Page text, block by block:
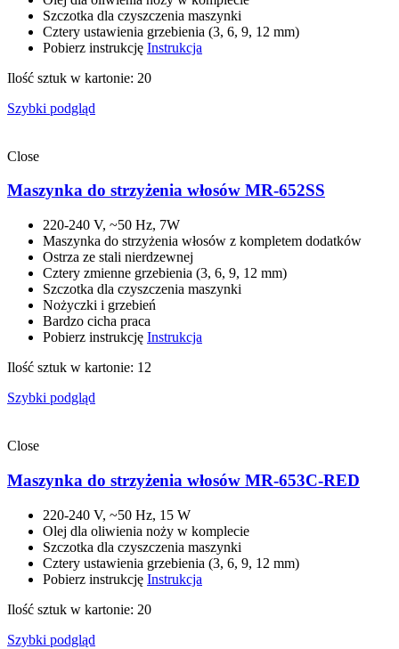
Szczotka dla czyszczenia maszynki
Cztery ustawienia grzebienia (3, 6, 9, 12 mm)
Pobierz instrukcję Instrukcja
Ilość sztuk w kartonie: 20
Szybki podgląd
Close
Maszynka do strzyżenia włosów MR-652SS
220-240 V, ~50 Hz, 7W
Maszynka do strzyżenia włosów z kompletem dodatków
Ostrza ze stali nierdzewnej
Cztery zmienne grzebienia (3, 6, 9, 12 mm)
Szczotka dla czyszczenia maszynki
Nożyczki i grzebień
Bardzo cicha praca
Pobierz instrukcję Instrukcja
Ilość sztuk w kartonie: 12
Szybki podgląd
Close
Maszynka do strzyżenia włosów MR-653C-RED
220-240 V, ~50 Hz, 15 W
Olej dla oliwienia noży w komplecie
Szczotka dla czyszczenia maszynki
Cztery ustawienia grzebienia (3, 6, 9, 12 mm)
Pobierz instrukcję Instrukcja
Ilość sztuk w kartonie: 20
Szybki podgląd